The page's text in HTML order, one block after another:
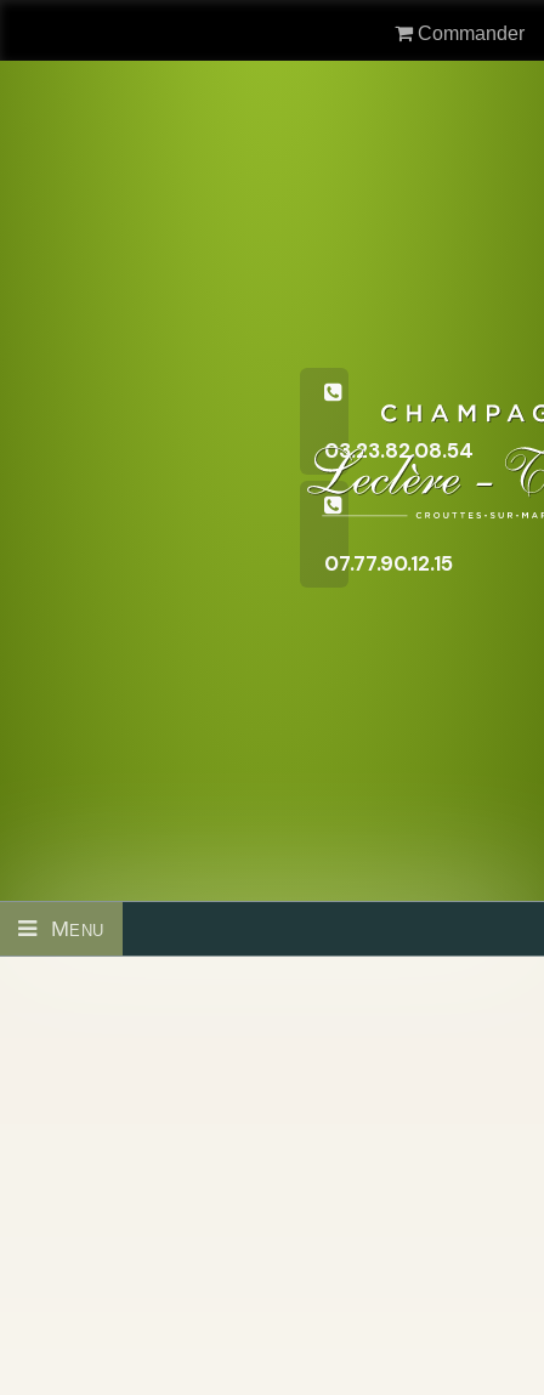
Commander
03.23.82.08.54
07.77.90.12.15
Menu